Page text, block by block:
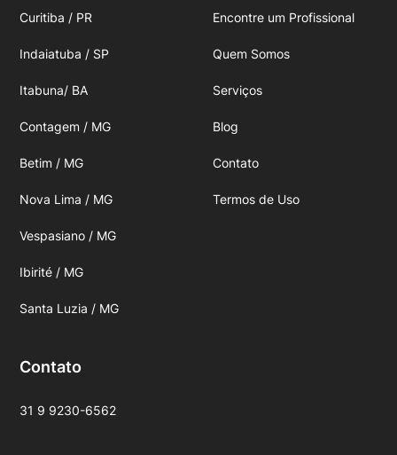
Curitiba / PR
Indaiatuba / SP
Itabuna/ BA
Contagem / MG
Betim / MG
Nova Lima / MG
Vespasiano / MG
Ibirité / MG
Santa Luzia / MG
Encontre um Profissional
Quem Somos
Serviços
Blog
Contato
Termos de Uso
Contato
31 9 9230-6562